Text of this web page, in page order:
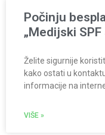
Počinju
„Medijski SPF
Želite sigurnije
kako ostati u
informacije na
VIŠE »